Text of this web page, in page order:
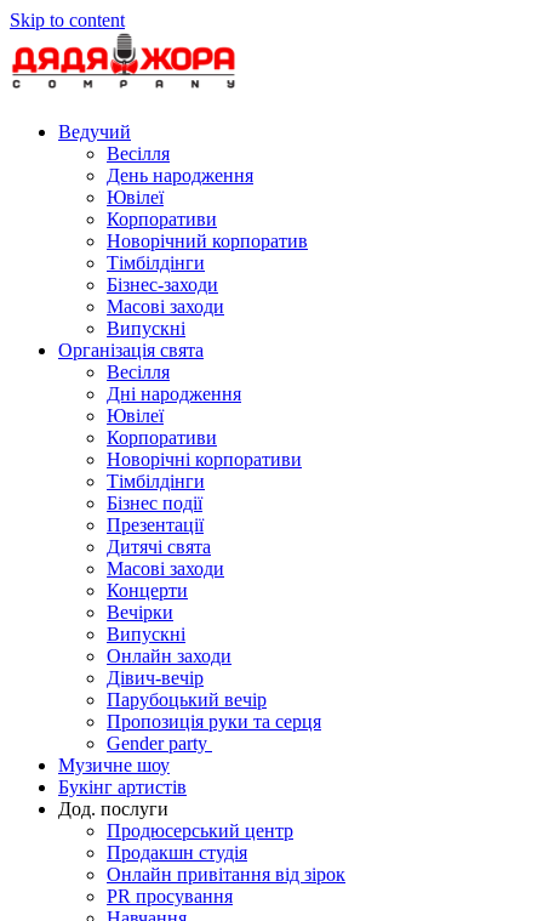
Skip to content
Ведучий
Весілля
День народження
Ювілеї
Корпоративи
Новорічний корпоратив
Тімбілдінги
Бізнес-заходи
Масові заходи
Випускні
Організація свята
Весілля
Дні народження
Ювілеї
Корпоративи
Новорічні корпоративи
Тімбілдінги
Бізнес події
Презентації
Дитячі свята
Масові заходи
Концерти
Вечірки
Випускні
Онлайн заходи
Дівич-вечір
Парубоцький вечір
Пропозиція руки та серця
Gender party
Музичне шоу
Букінг артистів
Дод. послуги
Продюсерський центр
Продакшн студія
Онлайн привітання від зірок
PR просування